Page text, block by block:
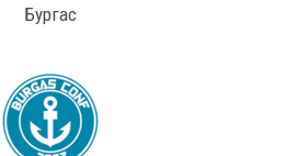
Бургас